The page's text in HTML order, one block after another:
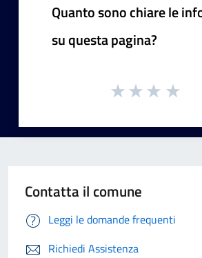
Quanto sono chiare le
su questa pagina?
Contatta il comune
Leggi le domande frequenti
Richiedi Assistenza